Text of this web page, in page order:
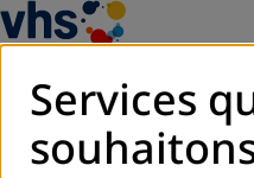
Services